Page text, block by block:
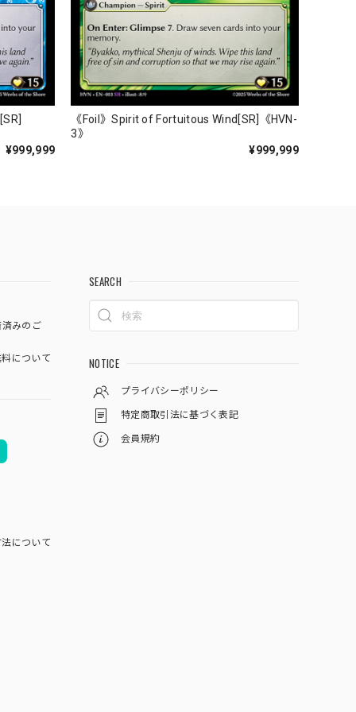
¥999,999
《Foil》Spirit of Fortuitous Wind[SR]《HVN-
3》
¥999,999
みのご
について
について
SEARCH
NOTICE
プライバシーポリシー
特定商取引法に基づく表記
会員規約